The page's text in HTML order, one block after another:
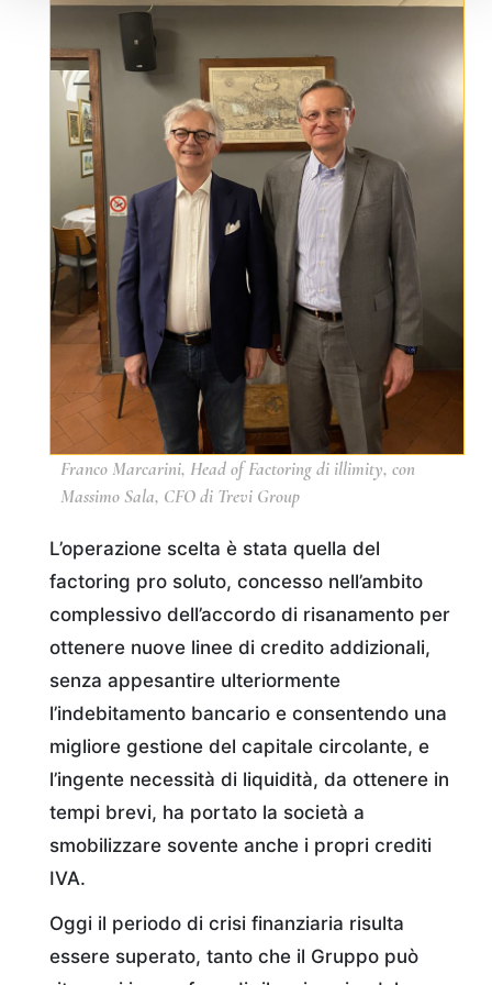
Franco Marcarini, Head of Factoring di illimity, con
Massimo Sala, CFO di Trevi Group
L’operazione scelta è stata quella del
factoring pro soluto, concesso nell’ambito
complessivo dell’accordo di risanamento per
ottenere nuove linee di credito addizionali,
senza appesantire ulteriormente
l’indebitamento bancario e consentendo una
migliore gestione del capitale circolante, e
l’ingente necessità di liquidità, da ottenere in
tempi brevi, ha portato la società a
smobilizzare sovente anche i propri crediti
IVA.
Oggi il periodo di crisi finanziaria risulta
essere superato, tanto che il Gruppo può